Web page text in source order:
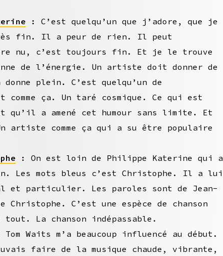
: C’est quelqu’un que j’adore, que je
fin. Il a peur de rien. Il peut
nu, c’est toujours fin. Et je le trouve
de l’énergie. Un artiste doit donner de
plein. C’est quelqu’un de
ça. Un taré cosmique. Ce qui est
qu’il a amené cet humour sans limite. Et
artiste comme ça qui a su être populaire
: On est loin de Philippe Katerine qui a
Les mots bleus c’est Christophe. Il a lui
et particulier. Les paroles sont de Jean-
C’est une espèce de chanson
La chanson indépassable.
Waits m’a beaucoup influencé au début.
faire de la musique chaude, vibrante,